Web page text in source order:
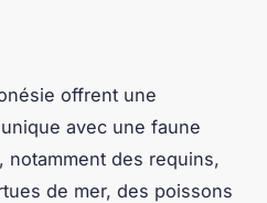
offrent une
avec une faune
notamment des requins,
de mer, des poissons